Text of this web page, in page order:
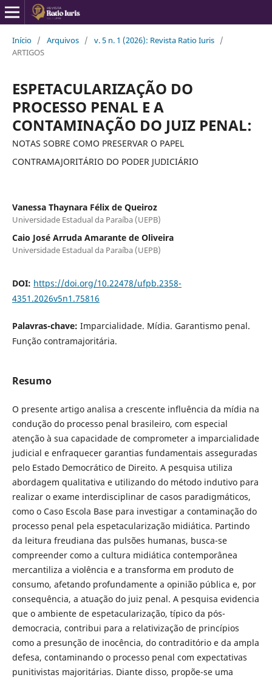
Início / Arquivos / v. 5 n. 1 (2026): Revista Ratio Iuris /
ARTIGOS
ESPETACULARIZAÇÃO DO
PROCESSO PENAL E A
CONTAMINAÇÃO DO JUIZ PENAL:
NOTAS SOBRE COMO PRESERVAR O PAPEL
CONTRAMAJORITÁRIO DO PODER JUDICIÁRIO
Vanessa Thaynara Félix de Queiroz
Universidade Estadual da Paraíba (UEPB)
Caio José Arruda Amarante de Oliveira
Universidade Estadual da Paraíba (UEPB)
DOI: https://doi.org/10.22478/ufpb.2358-
4351.2026v5n1.75816
Palavras-chave: Imparcialidade. Mídia. Garantismo penal.
Função contramajoritária.
Resumo
O presente artigo analisa a crescente influência da mídia na
condução do processo penal brasileiro, com especial
atenção à sua capacidade de comprometer a imparcialidade
judicial e enfraquecer garantias fundamentais asseguradas
pelo Estado Democrático de Direito. A pesquisa utiliza
abordagem qualitativa e utilizando do método indutivo para
realizar o exame interdisciplinar de casos paradigmáticos,
como o Caso Escola Base para investigar a contaminação do
processo penal pela espetacularização midiática. Partindo
da leitura freudiana das pulsões humanas, busca-se
compreender como a cultura midiática contemporânea
mercantiliza a violência e a transforma em produto de
consumo, afetando profundamente a opinião pública e, por
consequência, a atuação do juiz penal. A pesquisa evidencia
que o ambiente de espetacularização, típico da pós-
democracia, contribui para a relativização de princípios
como a presunção de inocência, do contraditório e da ampla
defesa, contaminando o processo penal com expectativas
punitivistas majoritárias. Diante disso, propõe-se uma